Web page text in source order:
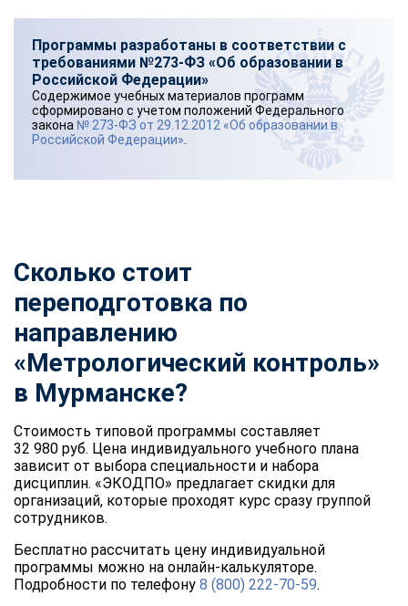
Программы разработаны в соответствии с
требованиями №273-ФЗ «Об образовании в
Российской Федерации»
Содержимое учебных материалов программ
сформировано с учетом положений Федерального
закона № 273-ФЗ от 29.12.2012 «Об образовании в
Российской Федерации»
Сколько стоит
переподготовка по
направлению
«Метрологический контроль»
в Мурманске?
Стоимость типовой программы составляет
32 980 руб. Цена индивидуального учебного плана
зависит от выбора специальности и набора
дисциплин. «ЭКОДПО» предлагает скидки для
организаций, которые проходят курс сразу группой
сотрудников.
Бесплатно рассчитать цену индивидуальной
программы можно на онлайн-калькуляторе.
Подробности по телефону 8 (800) 222-70-59.